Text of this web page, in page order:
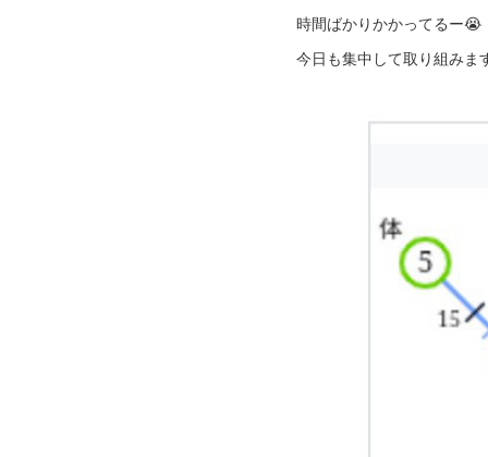
時間ばかりかかってるー😭
今日も集中して取り組みま